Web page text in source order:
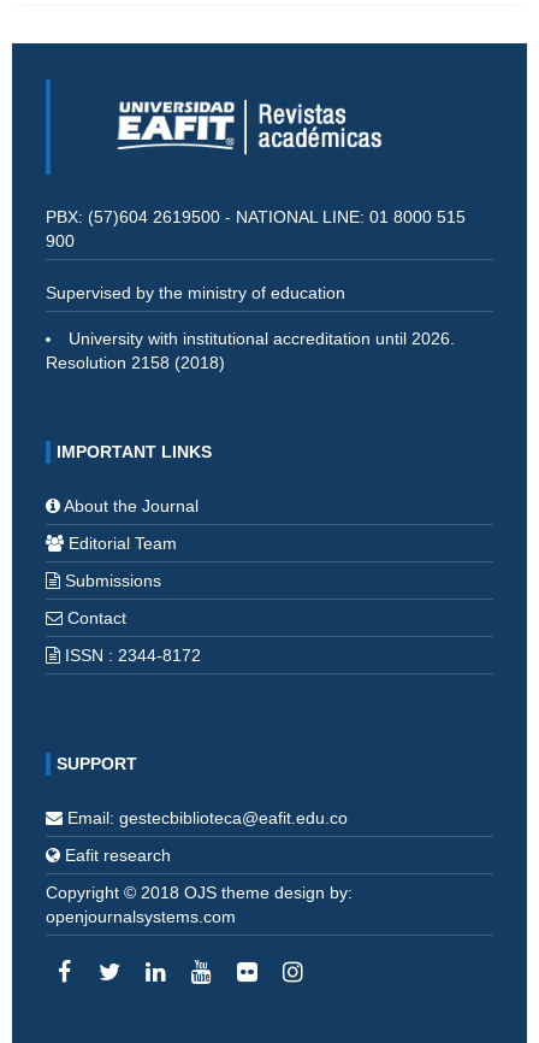
PBX: (57)604 2619500 - NATIONAL LINE: 01 8000 515
900
Supervised by the ministry of education
University with institutional accreditation until 2026.
Resolution 2158 (2018)
IMPORTANT LINKS
About the Journal
Editorial Team
Submissions
Contact
ISSN : 2344-8172
SUPPORT
Email: gestecbiblioteca@eafit.edu.co
Eafit research
Copyright © 2018 OJS theme design by:
openjournalsystems.com